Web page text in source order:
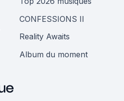
CONFESSIONS II
Reality Awaits
Album du moment